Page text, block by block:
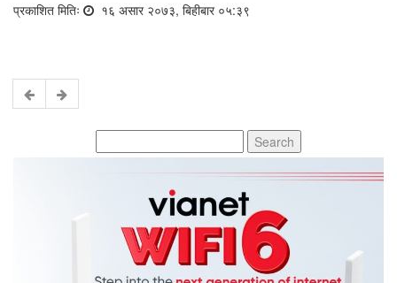
प्रकाशित मितिः १६ असार २०७३, बिहीबार ०५:३९
for: